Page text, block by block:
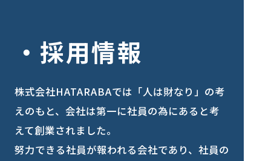
採用情報
株式会社HATARABAでは「人は財なり」の考
えのもと、会社は第一に社員の為にあると考
えて創業されました。
努力できる社員が報われる会社であり、社員の